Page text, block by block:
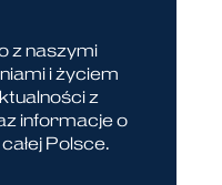
z naszymi
i życiem
z
informacje o
Polsce.